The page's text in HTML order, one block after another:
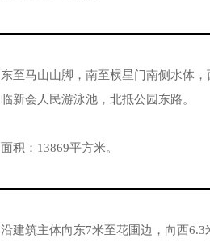
东至马山山脚，南至棂星门南侧水体，
临新会人民游泳池，北抵公园东路。
面积：13869平方米。
沿建筑主体向东7米至花圃边，向西6.3